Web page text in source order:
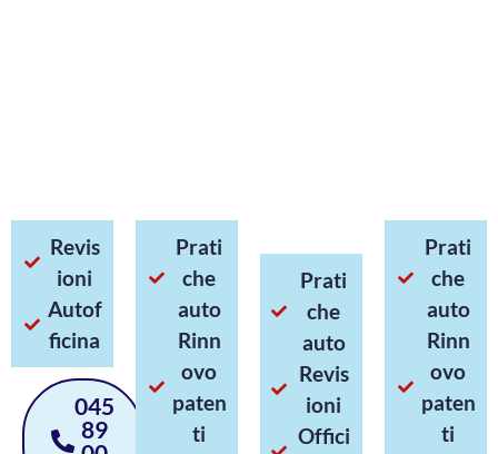
Revis
ioni
Autof
ficina
045
89
Prati
che
auto
Rinn
ovo
paten
ti
Prati
che
auto
Revis
ioni
Offici
Prati
che
auto
Rinn
ovo
paten
ti